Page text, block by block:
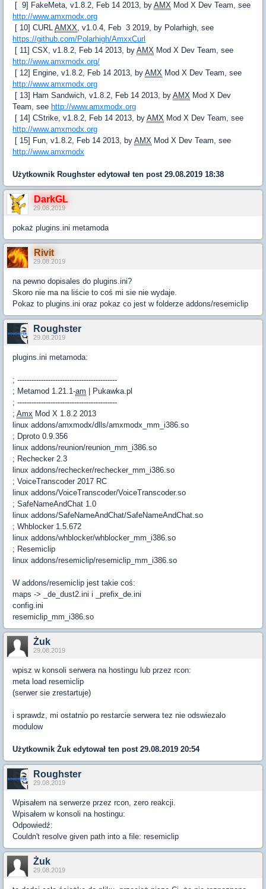
[ 9] FakeMeta, v1.8.2, Feb 14 2013, by AMX Mod X Dev Team, see
http://www.amxmodx.org
[ 10] CURL AMXX, v1.0.4, Feb 3 2019, by Polarhigh, see
https://github.com/Polarhigh/AmxxCurl
[ 11] CSX, v1.8.2, Feb 14 2013, by AMX Mod X Dev Team, see
http://www.amxmodx.org/
[ 12] Engine, v1.8.2, Feb 14 2013, by AMX Mod X Dev Team, see
http://www.amxmodx.org
[ 13] Ham Sandwich, v1.8.2, Feb 14 2013, by AMX Mod X Dev
Team, see http://www.amxmodx.org
[ 14] CStrike, v1.8.2, Feb 14 2013, by AMX Mod X Dev Team, see
http://www.amxmodx.org
[ 15] Fun, v1.8.2, Feb 14 2013, by AMX Mod X Dev Team, see
http://www.amxmodx
Użytkownik Roughster edytował ten post 29.08.2019 18:38
DarkGL
29.08.2019
pokaż plugins.ini metamoda
Rivit
29.08.2019
na pewno dopisales do plugins.ini?
Skoro nie ma na liście to coś mi sie nie wydaje.
Pokaz to plugins.ini oraz pokaz co jest w folderze addons/resemiclip
Roughster
29.08.2019
plugins.ini metamoda:
; ------------------------------------------
; Metamod 1.21.1-am | Pukawka.pl
; ------------------------------------------
; Amx Mod X 1.8.2 2013
linux addons/amxmodx/dlls/amxmodx_mm_i386.so
; Dproto 0.9.356
linux addons/reunion/reunion_mm_i386.so
; Rechecker 2.3
linux addons/rechecker/rechecker_mm_i386.so
; VoiceTranscoder 2017 RC
linux addons/VoiceTranscoder/VoiceTranscoder.so
; SafeNameAndChat 1.0
linux addons/SafeNameAndChat/SafeNameAndChat.so
; Whblocker 1.5.672
linux addons/whblocker/whblocker_mm_i386.so
; Resemiclip
linux addons/resemiclip/resemiclip_mm_i386.so
W addons/resemiclip jest takie coś:
maps -> _de_dust2.ini i _prefix_de.ini
config.ini
resemiclip_mm_i386.so
Żuk
29.08.2019
wpisz w konsoli serwera na hostingu lub przez rcon:
meta load resemiclip
(serwer sie zrestartuje)
i sprawdz, mi ostatnio po restarcie serwera tez nie odswiezalo
modulow
Użytkownik Żuk edytował ten post 29.08.2019 20:54
Roughster
29.08.2019
Wpisałem na serwerze przez rcon, zero reakcji.
Wpisałem w konsoli na hostingu:
Odpowiedź:
Couldn't resolve given path into a file: resemiclip
Żuk
29.08.2019